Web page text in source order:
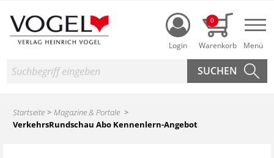
Login
0
Suche
Startseite
Magazine & Portale
VerkehrsRundschau Abo Kennenlern-Angebot